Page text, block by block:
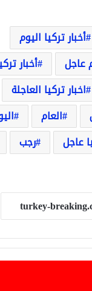
أخبار تركيا اليوم
عاجل
أخبار
اخبار تركيا العاجلة
العام
عاجل رجب